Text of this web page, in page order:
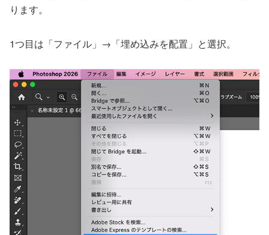
ります。
1つ目は「ファイル」→「埋め込みを配置」と選択。